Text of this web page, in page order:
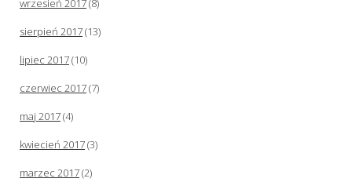
wrzesień 2017(8)
sierpień 2017(13)
lipiec 2017(10)
czerwiec 2017(7)
maj 2017(4)
kwiecień 2017(3)
marzec 2017(2)